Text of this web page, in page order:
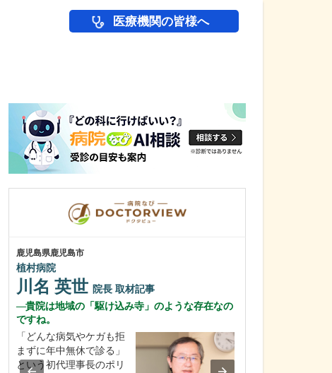
医療機関の皆様へ
鹿児島県鹿児島市
植村病院
川名 英世 院長 取材記事
貴院は地域の「駆け込み寺」のような存在なの
ですね。
「どんな病気やケガも拒
まずに年中無休で診る」
という初代理事長のポリ